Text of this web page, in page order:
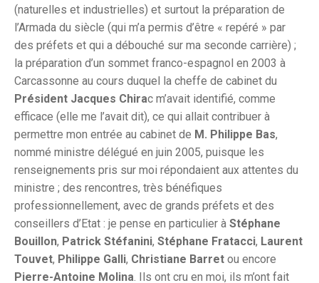
(naturelles et industrielles) et surtout la préparation de
l’Armada du siècle (qui m’a permis d’être « repéré » par
des préfets et qui a débouché sur ma seconde carrière) ;
la préparation d’un sommet franco-espagnol en 2003 à
Carcassonne au cours duquel la cheffe de cabinet du
Président Jacques Chirac m’avait identifié, comme
efficace (elle me l’avait dit), ce qui allait contribuer à
permettre mon entrée au cabinet de M. Philippe Bas,
nommé ministre délégué en juin 2005, puisque les
renseignements pris sur moi répondaient aux attentes du
ministre ; des rencontres, très bénéfiques
professionnellement, avec de grands préfets et des
conseillers d’Etat : je pense en particulier à Stéphane
Bouillon, Patrick Stéfanini, Stéphane Fratacci, Laurent
Touvet, Philippe Galli, Christiane Barret ou encore
Pierre-Antoine Molina. Ils ont cru en moi, ils m’ont fait